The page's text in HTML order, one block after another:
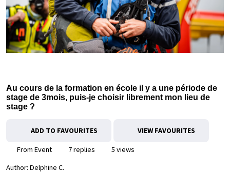
Au cours de la formation en école il y a une période de
stage de 3mois, puis-je choisir librement mon lieu de
stage ?
ADD TO FAVOURITES VIEW FAVOURITES
From Event 7 replies
5 views
Author: Delphine C.